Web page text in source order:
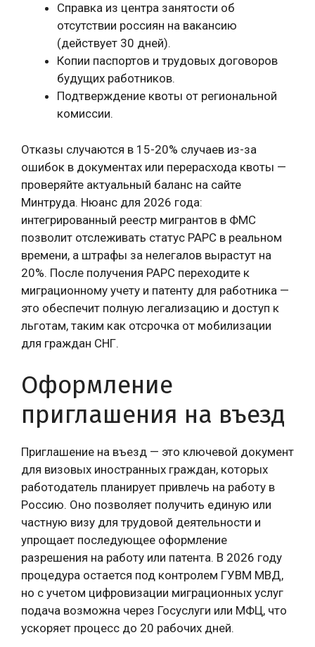
Справка из центра занятости об
отсутствии россиян на вакансию
(действует 30 дней).
Копии паспортов и трудовых договоров
будущих работников.
Подтверждение квоты от региональной
комиссии.
Отказы случаются в 15-20% случаев из-за
ошибок в документах или перерасхода квоты —
проверяйте актуальный баланс на сайте
Минтруда. Нюанс для 2026 года:
интегрированный реестр мигрантов в ФМС
позволит отслеживать статус РАРС в реальном
времени, а штрафы за нелегалов вырастут на
20%. После получения РАРС переходите к
миграционному учету и патенту для работника —
это обеспечит полную легализацию и доступ к
льготам, таким как отсрочка от мобилизации
для граждан СНГ.
Оформление
приглашения на въезд
Приглашение на въезд — это ключевой документ
для визовых иностранных граждан, которых
работодатель планирует привлечь на работу в
Россию. Оно позволяет получить единую или
частную визу для трудовой деятельности и
упрощает последующее оформление
разрешения на работу или патента. В 2026 году
процедура остается под контролем ГУВМ МВД,
но с учетом цифровизации миграционных услуг
подача возможна через Госуслуги или МФЦ, что
ускоряет процесс до 20 рабочих дней.